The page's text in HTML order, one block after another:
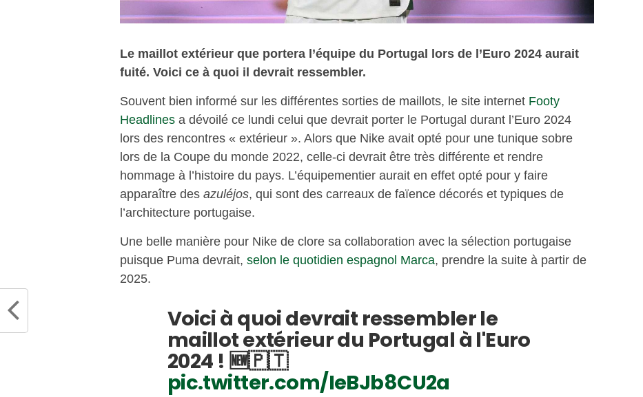
Le maillot extérieur que portera l’équipe du Portugal lors de l’Euro 2024 aurait
fuité. Voici ce à quoi il devrait ressembler.
Souvent bien informé sur les différentes sorties de maillots, le site internet Footy
Headlines a dévoilé ce lundi celui que devrait porter le Portugal durant l’Euro 2024
lors des rencontres « extérieur ». Alors que Nike avait opté pour une tunique sobre
lors de la Coupe du monde 2022, celle-ci devrait être très différente et rendre
hommage à l’histoire du pays. L’équipementier aurait en effet opté pour y faire
apparaître des azuléjos, qui sont des carreaux de faïence décorés et typiques de
l’architecture portugaise.
Une belle manière pour Nike de clore sa collaboration avec la sélection portugaise
puisque Puma devrait, selon le quotidien espagnol Marca, prendre la suite à partir de
2025.
Voici à quoi devrait ressembler le
maillot extérieur du Portugal à l'Euro
2024 ! 🆕🇵🇹
pic.twitter.com/IeBJb8CU2a